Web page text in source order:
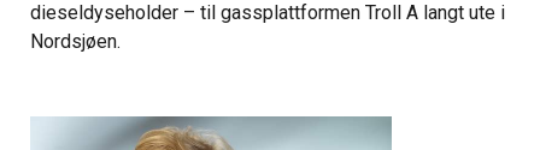
dieseldyseholder – til gassplattformen Troll A langt ute i
Nordsjøen.